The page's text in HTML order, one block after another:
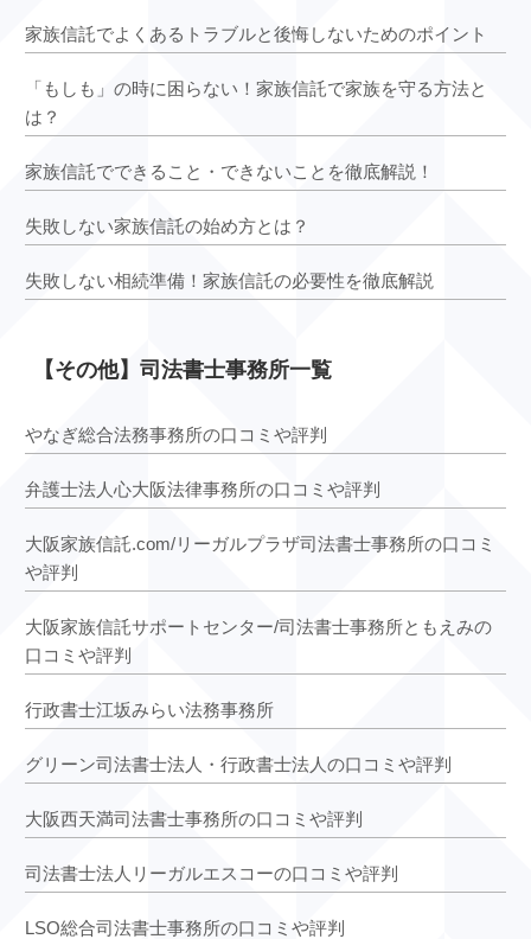
家族信託でよくあるトラブルと後悔しないためのポイント
「もしも」の時に困らない！家族信託で家族を守る方法と
は？
家族信託でできること・できないことを徹底解説！
失敗しない家族信託の始め方とは？
失敗しない相続準備！家族信託の必要性を徹底解説
【その他】司法書士事務所一覧
やなぎ総合法務事務所の口コミや評判
弁護士法人心大阪法律事務所の口コミや評判
大阪家族信託.com/リーガルプラザ司法書士事務所の口コミ
や評判
大阪家族信託サポートセンター/司法書士事務所ともえみの
口コミや評判
行政書士江坂みらい法務事務所
グリーン司法書士法人・行政書士法人の口コミや評判
大阪西天満司法書士事務所の口コミや評判
司法書士法人リーガルエスコーの口コミや評判
LSO総合司法書士事務所の口コミや評判